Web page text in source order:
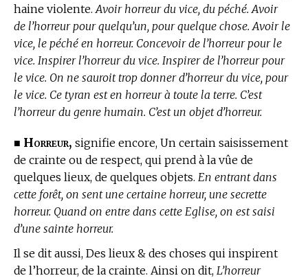
haine violente. Avoir horreur du vice, du péché. Avoir
de l’horreur pour quelqu’un, pour quelque chose. Avoir le
vice, le péché en horreur. Concevoir de l’horreur pour le
vice. Inspirer l’horreur du vice. Inspirer de l’horreur pour
le vice. On ne sauroit trop donner d’horreur du vice, pour
le vice. Ce tyran est en horreur à toute la terre. C’est
l’horreur du genre humain. C’est un objet d’horreur.
■ Horreur, signifie encore, Un certain saisissement
de crainte ou de respect, qui prend à la vûe de
quelques lieux, de quelques objets. En entrant dans
cette forêt, on sent une certaine horreur, une secrette
horreur. Quand on entre dans cette Eglise, on est saisi
d’une sainte horreur.
Il se dit aussi, Des lieux & des choses qui inspirent
de l’horreur, de la crainte. Ainsi on dit, L’horreur